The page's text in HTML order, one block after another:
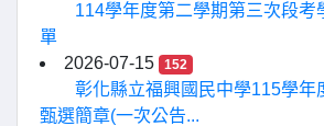
114學年度第二學期第三次段考
單
2026-07-15
152
彰化縣立福興國民中學115學年
甄選簡章(一次公告...